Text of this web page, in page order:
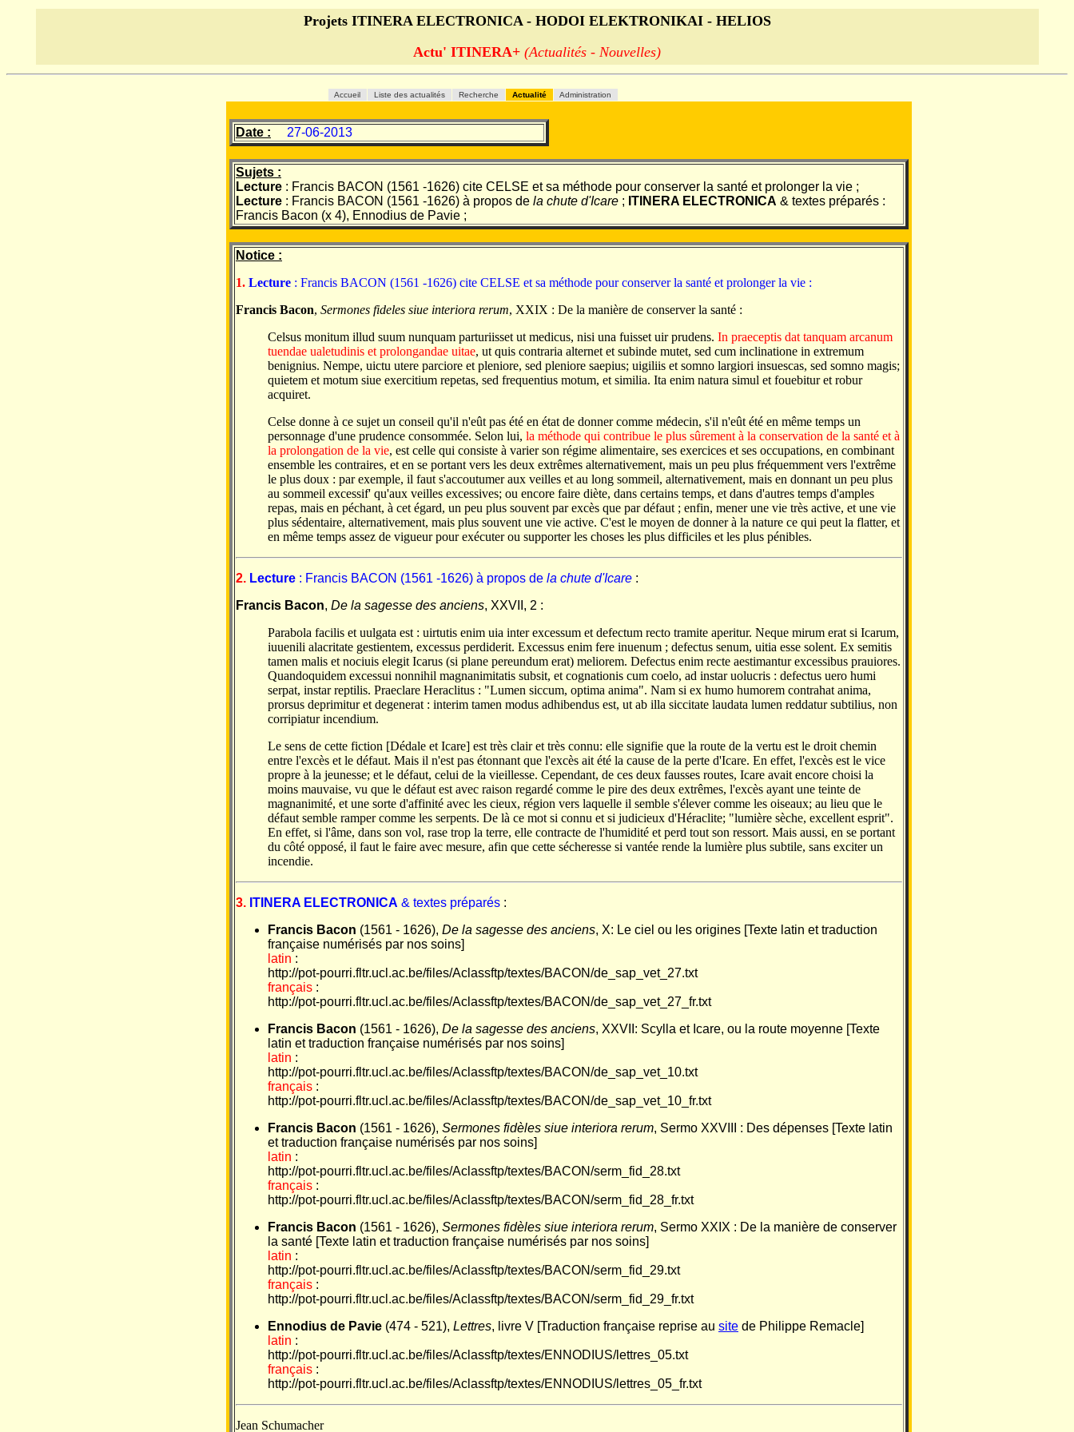
Projets ITINERA ELECTRONICA - HODOI ELEKTRONIKAI - HELIOS
Actu' ITINERA+ (Actualités - Nouvelles)
Accueil Liste des actualités Recherche Actualité Administration
Date : 27-06-2013
Sujets :
Lecture : Francis BACON (1561 -1626) cite CELSE et sa méthode pour conserver la santé et prolonger la vie ;
Lecture : Francis BACON (1561 -1626) à propos de la chute d'Icare ; ITINERA ELECTRONICA & textes préparés :
Francis Bacon (x 4), Ennodius de Pavie ;
Notice :
1. Lecture : Francis BACON (1561 -1626) cite CELSE et sa méthode pour conserver la santé et prolonger la vie :
Francis Bacon, Sermones fideles siue interiora rerum, XXIX : De la manière de conserver la santé :
Celsus monitum illud suum nunquam parturiisset ut medicus, nisi una fuisset uir prudens. In praeceptis dat tanquam arcanum
tuendae ualetudinis et prolongandae uitae, ut quis contraria alternet et subinde mutet, sed cum inclinatione in extremum
benignius. Nempe, uictu utere parciore et pleniore, sed pleniore saepius; uigiliis et somno largiori insuescas, sed somno magis;
quietem et motum siue exercitium repetas, sed frequentius motum, et similia. Ita enim natura simul et fouebitur et robur
acquiret.
Celse donne à ce sujet un conseil qu'il n'eût pas été en état de donner comme médecin, s'il n'eût été en même temps un
personnage d'une prudence consommée. Selon lui, la méthode qui contribue le plus sûrement à la conservation de la santé et à
la prolongation de la vie, est celle qui consiste à varier son régime alimentaire, ses exercices et ses occupations, en combinant
ensemble les contraires, et en se portant vers les deux extrêmes alternativement, mais un peu plus fréquemment vers l'extrême
le plus doux : par exemple, il faut s'accoutumer aux veilles et au long sommeil, alternativement, mais en donnant un peu plus
au sommeil excessif' qu'aux veilles excessives; ou encore faire diète, dans certains temps, et dans d'autres temps d'amples
repas, mais en péchant, à cet égard, un peu plus souvent par excès que par défaut ; enfin, mener une vie très active, et une vie
plus sédentaire, alternativement, mais plus souvent une vie active. C'est le moyen de donner à la nature ce qui peut la flatter, et
en même temps assez de vigueur pour exécuter ou supporter les choses les plus difficiles et les plus pénibles.
2. Lecture : Francis BACON (1561 -1626) à propos de la chute d'Icare :
Francis Bacon, De la sagesse des anciens, XXVII, 2 :
Parabola facilis et uulgata est : uirtutis enim uia inter excessum et defectum recto tramite aperitur. Neque mirum erat si Icarum,
iuuenili alacritate gestientem, excessus perdiderit. Excessus enim fere inuenum ; defectus senum, uitia esse solent. Ex semitis
tamen malis et nociuis elegit Icarus (si plane pereundum erat) meliorem. Defectus enim recte aestimantur excessibus prauiores.
Quandoquidem excessui nonnihil magnanimitatis subsit, et cognationis cum coelo, ad instar uolucris : defectus uero humi
serpat, instar reptilis. Praeclare Heraclitus : "Lumen siccum, optima anima". Nam si ex humo humorem contrahat anima,
prorsus deprimitur et degenerat : interim tamen modus adhibendus est, ut ab illa siccitate laudata lumen reddatur subtilius, non
corripiatur incendium.
Le sens de cette fiction [Dédale et Icare] est très clair et très connu: elle signifie que la route de la vertu est le droit chemin
entre l'excès et le défaut. Mais il n'est pas étonnant que l'excès ait été la cause de la perte d'Icare. En effet, l'excès est le vice
propre à la jeunesse; et le défaut, celui de la vieillesse. Cependant, de ces deux fausses routes, Icare avait encore choisi la
moins mauvaise, vu que le défaut est avec raison regardé comme le pire des deux extrêmes, l'excès ayant une teinte de
magnanimité, et une sorte d'affinité avec les cieux, région vers laquelle il semble s'élever comme les oiseaux; au lieu que le
défaut semble ramper comme les serpents. De là ce mot si connu et si judicieux d'Héraclite; "lumière sèche, excellent esprit".
En effet, si l'âme, dans son vol, rase trop la terre, elle contracte de l'humidité et perd tout son ressort. Mais aussi, en se portant
du côté opposé, il faut le faire avec mesure, afin que cette sécheresse si vantée rende la lumière plus subtile, sans exciter un
incendie.
3. ITINERA ELECTRONICA & textes préparés :
Francis Bacon (1561 - 1626), De la sagesse des anciens, X: Le ciel ou les origines [Texte latin et traduction
française numérisés par nos soins]
latin :
http://pot-pourri.fltr.ucl.ac.be/files/Aclassftp/textes/BACON/de_sap_vet_27.txt
français :
http://pot-pourri.fltr.ucl.ac.be/files/Aclassftp/textes/BACON/de_sap_vet_27_fr.txt
Francis Bacon (1561 - 1626), De la sagesse des anciens, XXVII: Scylla et Icare, ou la route moyenne [Texte
latin et traduction française numérisés par nos soins]
latin :
http://pot-pourri.fltr.ucl.ac.be/files/Aclassftp/textes/BACON/de_sap_vet_10.txt
français :
http://pot-pourri.fltr.ucl.ac.be/files/Aclassftp/textes/BACON/de_sap_vet_10_fr.txt
Francis Bacon (1561 - 1626), Sermones fidèles siue interiora rerum, Sermo XXVIII : Des dépenses [Texte latin
et traduction française numérisés par nos soins]
latin :
http://pot-pourri.fltr.ucl.ac.be/files/Aclassftp/textes/BACON/serm_fid_28.txt
français :
http://pot-pourri.fltr.ucl.ac.be/files/Aclassftp/textes/BACON/serm_fid_28_fr.txt
Francis Bacon (1561 - 1626), Sermones fidèles siue interiora rerum, Sermo XXIX : De la manière de conserver
la santé [Texte latin et traduction française numérisés par nos soins]
latin :
http://pot-pourri.fltr.ucl.ac.be/files/Aclassftp/textes/BACON/serm_fid_29.txt
français :
http://pot-pourri.fltr.ucl.ac.be/files/Aclassftp/textes/BACON/serm_fid_29_fr.txt
Ennodius de Pavie (474 - 521), Lettres, livre V [Traduction française reprise au site de Philippe Remacle]
latin :
http://pot-pourri.fltr.ucl.ac.be/files/Aclassftp/textes/ENNODIUS/lettres_05.txt
français :
http://pot-pourri.fltr.ucl.ac.be/files/Aclassftp/textes/ENNODIUS/lettres_05_fr.txt
Jean Schumacher